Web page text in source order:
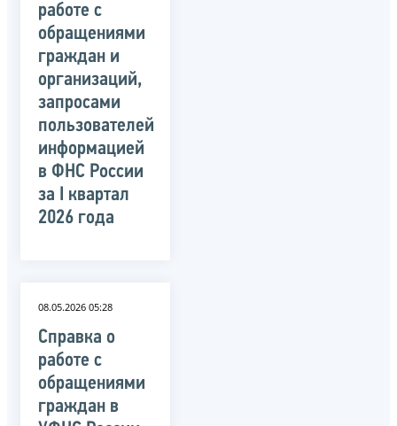
работе с
обращениями
граждан и
организаций,
запросами
пользователей
информацией
в ФНС России
за I квартал
2026 года
08.05.2026 05:28
Справка о
работе с
обращениями
граждан в